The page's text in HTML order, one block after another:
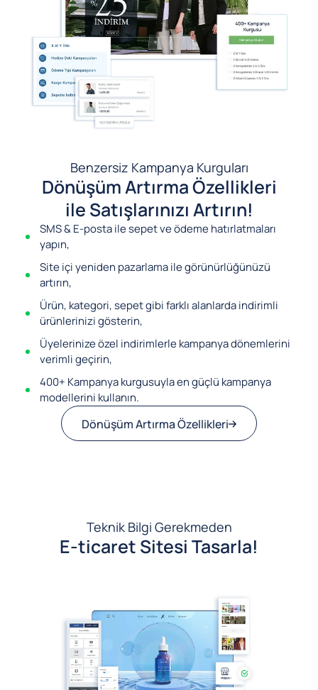
Benzersiz Kampanya Kurguları
Dönüşüm Artırma Özellikleri
ile Satışlarınızı Artırın!
SMS & E-posta ile sepet ve ödeme hatırlatmaları
yapın,
Site içi yeniden pazarlama ile görünürlüğünüzü
artırın,
Ürün, kategori, sepet gibi farklı alanlarda indirimli
ürünlerinizi gösterin,
Üyelerinize özel indirimlerle kampanya dönemlerini
verimli geçirin,
400+ Kampanya kurgusuyla en güçlü kampanya
modellerini kullanın.
Dönüşüm Artırma Özellikleri
Teknik Bilgi Gerekmeden
E-ticaret Sitesi Tasarla!